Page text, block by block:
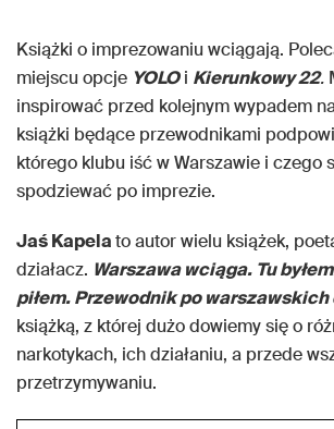
Książki o imprezowaniu wciągają.
miejscu opcje YOLOi Kierunkowy 22.
inspirować przed kolejnym wypadem
książki będące przewodnikami
którego klubu iść w Warszawie i czego
spodziewać po imprezie.
Jaś Kapelato autor wielu książek,
działacz. Warszawa wciąga. Tu
piłem. Przewodnik po
książką, z której dużo dowiemy się o
narkotykach, ich działaniu, a przede
przetrzymywaniu.